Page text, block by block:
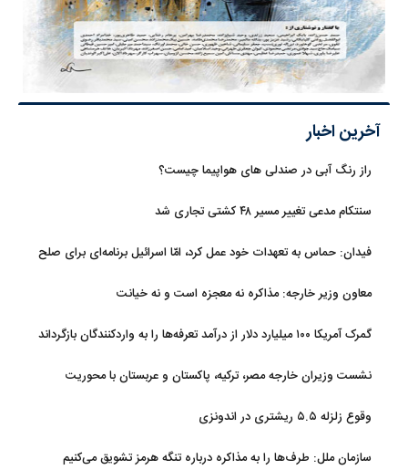
آخرین اخبار
راز رنگ آبی در صندلی های هواپیما چیست؟
سنتکام مدعی تغییر مسیر ۴۸ کشتی تجاری شد
فیدان: حماس به تعهدات خود عمل کرد، امّا اسرائیل برنامه‌ای برای صلح
معاون وزیر خارجه: مذاکره نه معجزه است و نه خیانت
گمرک آمریکا ۱۰۰ میلیارد دلار از درآمد تعرفه‌ها را به واردکنندگان بازگرداند
نشست وزیران خارجه مصر، ترکیه، پاکستان و عربستان با محوریت
وقوع زلزله ۵.۵ ریشتری در اندونزی
سازمان ملل: طرف‌ها را به مذاکره درباره تنگه هرمز تشویق می‌کنیم